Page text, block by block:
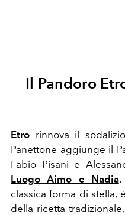
Il Pandoro
Etro rinnova il
Panettone aggiunge il
Fabio Pisani e
Luogo Aimo e Nadia.
classica forma di
della ricetta